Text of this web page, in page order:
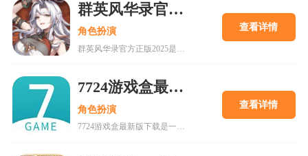
群英风华录官方正版2025
角色扮演 查看详情
7724游戏盒最新版下载
角色扮演
7724游戏盒最新版下载是一款h5游戏盒子,使用该软件用户可以随意体验各种网页游戏,海量在线游戏资源,无需下载,无需pc即可游玩,更有上千款热门破解游戏可以在线畅玩.感兴趣的朋友可以来下载。
查看详情